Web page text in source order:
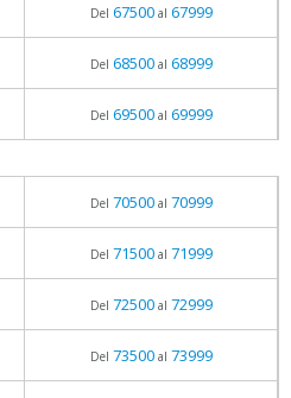
Del 67500al 67999
Del 68500al 68999
Del 69500al 69999
Del 70500al 70999
Del 71500al 71999
Del 72500al 72999
Del 73500al 73999